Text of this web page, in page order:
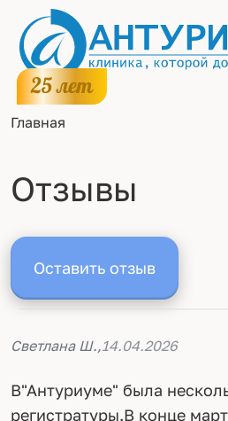
Главная
Отзывы
Оставить отзыв
Светлана Ш.,14.04.2026
В"Антуриуме" была
регистратуры.В конце